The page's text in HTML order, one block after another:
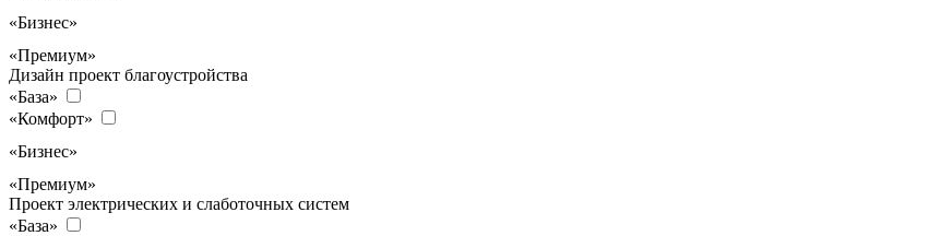
«Бизнес»
«Премиум»
Дизайн проект благоустройства
«База»
«Комфорт»
«Бизнес»
«Премиум»
Проект электрических и слаботочных систем
«База»